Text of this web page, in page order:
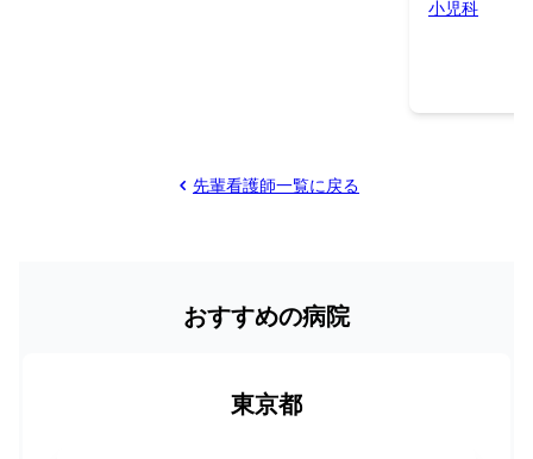
小児科
先輩看護師一覧に戻る
おすすめの病院
東京都